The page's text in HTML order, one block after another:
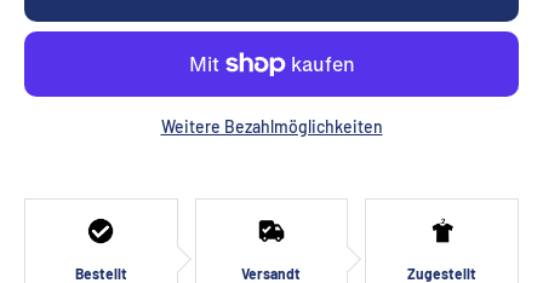
Weitere Bezahlmöglichkeiten
Bestellt Versandt Zugestellt